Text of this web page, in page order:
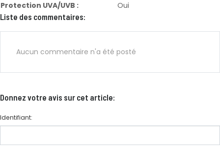
Protection UVA/UVB :
Oui
Liste des commentaires:
Aucun commentaire n'a été posté
Donnez votre avis sur cet article:
Identifiant: